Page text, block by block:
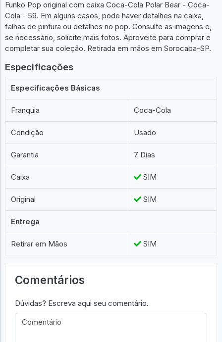
Funko Pop original com caixa Coca-Cola Polar Bear - Coca-
Cola - 59. Em alguns casos, pode haver detalhes na caixa,
falhas de pintura ou detalhes no pop. Consulte as imagens e,
se necessário, solicite mais fotos. Aproveite para comprar e
completar sua coleção. Retirada em mãos em Sorocaba-SP.
Especificações
Especificações Básicas
Franquia Coca-Cola
Condição Usado
Garantia 7 Dias
Caixa SIM
Original SIM
Entrega
Retirar em Mãos SIM
Comentários
Dúvidas? Escreva aqui seu comentário.